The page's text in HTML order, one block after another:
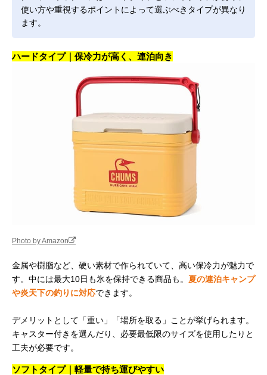
使い方や重視するポイントによって選ぶべきタイプが異なり
ます。
ハードタイプ｜保冷力が高く、連泊向き
Photo by Amazon
金属や樹脂など、硬い素材で作られていて、高い保冷力が魅力で
す。中には最大10日も氷を保持できる商品も。 夏の連泊キャンプ
や炎天下の釣りに対応できます。
デメリットとして「重い」「場所を取る」ことが挙げられます。
キャスター付きを選んだり、必要最低限のサイズを使用したりと
工夫が必要です。
ソフトタイプ｜軽量で持ち運びやすい